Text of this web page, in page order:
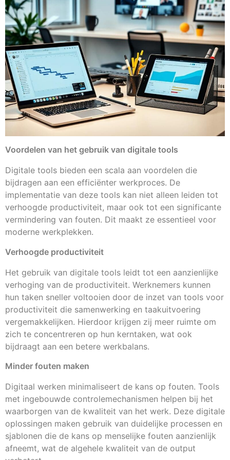
Voordelen van het gebruik van digitale tools
Digitale tools bieden een scala aan voordelen die
bijdragen aan een efficiënter werkproces. De
implementatie van deze tools kan niet alleen leiden tot
verhoogde productiviteit, maar ook tot een significante
vermindering van fouten. Dit maakt ze essentieel voor
moderne werkplekken.
Verhoogde productiviteit
Het gebruik van digitale tools leidt tot een aanzienlijke
verhoging van de productiviteit. Werknemers kunnen
hun taken sneller voltooien door de inzet van tools voor
productiviteit die samenwerking en taakuitvoering
vergemakkelijken. Hierdoor krijgen zij meer ruimte om
zich te concentreren op hun kerntaken, wat ook
bijdraagt aan een betere werkbalans.
Minder fouten maken
Digitaal werken minimaliseert de kans op fouten. Tools
met ingebouwde controlemechanismen helpen bij het
waarborgen van de kwaliteit van het werk. Deze digitale
oplossingen maken gebruik van duidelijke processen en
sjablonen die de kans op menselijke fouten aanzienlijk
afneemt, wat de algehele kwaliteit van de output